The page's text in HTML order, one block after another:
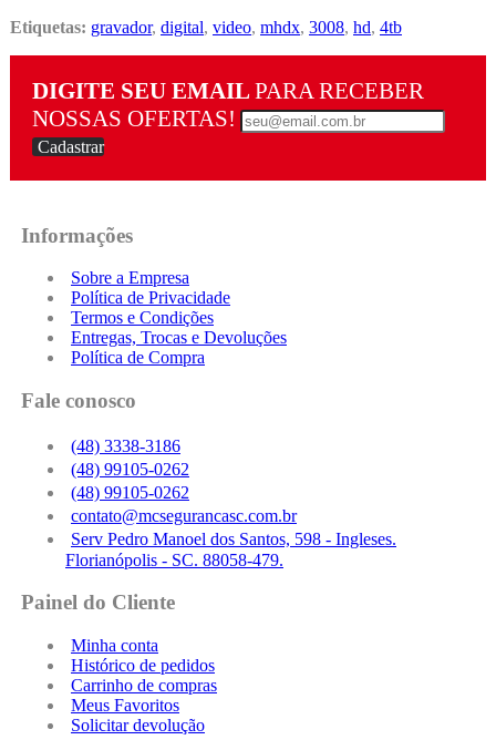
Etiquetas: gravador, digital, video, mhdx, 3008, hd, 4tb
DIGITE SEU EMAIL PARA RECEBER
NOSSAS OFERTAS!
Cadastrar
Informações
Sobre a Empresa
Política de Privacidade
Termos e Condições
Entregas, Trocas e Devoluções
Política de Compra
Fale conosco
(48) 3338-3186
(48) 99105-0262
(48) 99105-0262
contato@mcsegurancasc.com.br
Serv Pedro Manoel dos Santos, 598 - Ingleses.
Florianópolis - SC. 88058-479.
Painel do Cliente
Minha conta
Histórico de pedidos
Carrinho de compras
Meus Favoritos
Solicitar devolução